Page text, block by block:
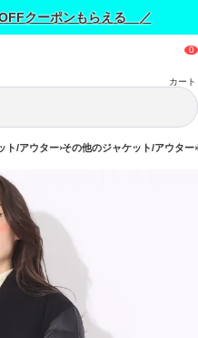
クーポンもらえる ／
カート
ト/アウター その他のジャケット/アウター